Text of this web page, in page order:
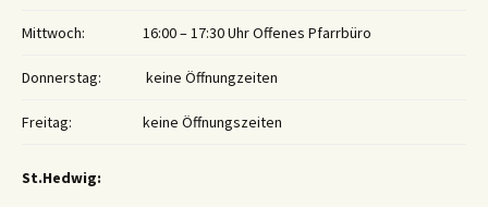
Mittwoch: 16:00 – 17:30 Uhr Offenes Pfarrbüro
Donnerstag: keine Öffnungzeiten
Freitag: keine Öffnungszeiten
St.Hedwig: